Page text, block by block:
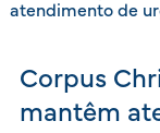
atendimento de
Corpus
mantêm